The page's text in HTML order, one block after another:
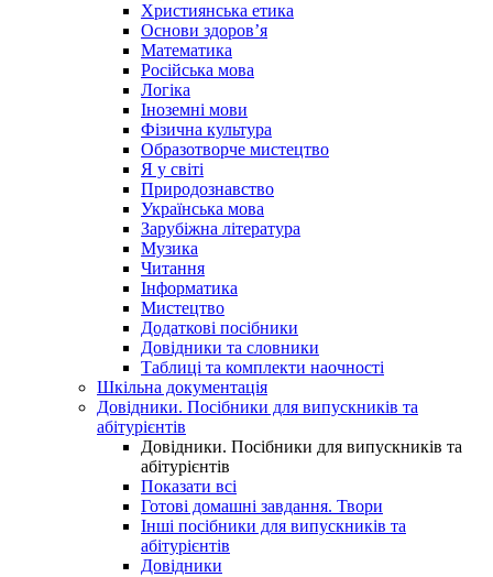
Християнська етика
Основи здоров’я
Математика
Російська мова
Логіка
Іноземні мови
Фізична культура
Образотворче мистецтво
Я у світі
Природознавство
Українська мова
Зарубіжна література
Музика
Читання
Інформатика
Мистецтво
Додаткові посібники
Довідники та словники
Таблиці та комплекти наочності
Шкільна документація
Довідники. Посібники для випускників та
абітурієнтів
Довідники. Посібники для випускників та
абітурієнтів
Показати всі
Готові домашні завдання. Твори
Інші посібники для випускників та
абітурієнтів
Довідники